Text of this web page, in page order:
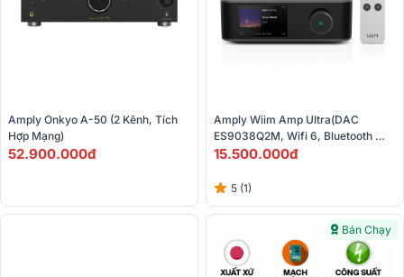
Amply Onkyo A-50 (2 Kênh, Tích
Hợp Mạng)
52.900.000đ
Amply Wiim Amp Ultra(DAC
ES9038Q2M, Wifi 6, Bluetooth
5.3, Chromecast, Spotify)
15.500.000đ
5 (1)
Bán Chạy